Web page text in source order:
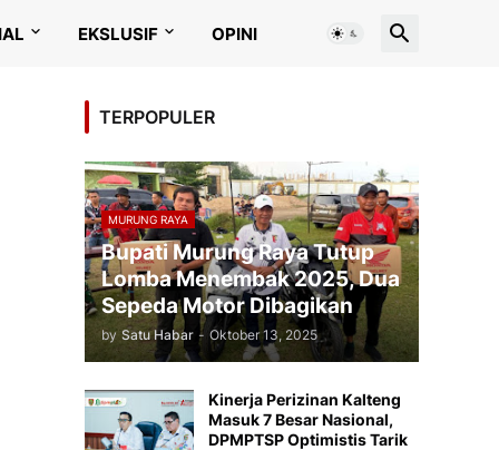
EKSLUSIF OPINI
TERPOPULER
MURUNG RAYA
Bupati Murung Raya Tutup
Lomba Menembak 2025, Dua
Sepeda Motor Dibagikan
by Satu Habar - Oktober 13, 2025
Kinerja Perizinan Kalteng
Masuk 7 Besar Nasional,
DPMPTSP Optimistis Tarik